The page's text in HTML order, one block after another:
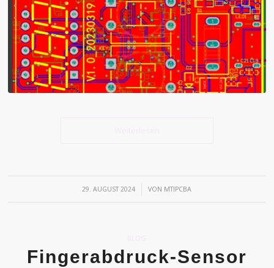
29. AUGUST 2024
/ VON MTIPCBA
Fingerabdruck-Sensor